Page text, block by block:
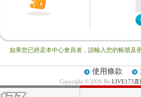
如果您已經是本中心會員者，請輸入您的帳號及
使用條款
Copyright © 2026 By LIVE173直